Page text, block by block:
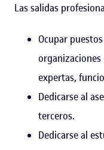
Las salidas
Ocupar
expertas,
Dedicarse al
terceros.
Dedicarse al